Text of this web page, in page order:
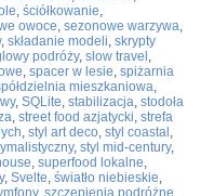
, ściółkowanie,
owoce, sezonowe warzywa,
, składanie modeli, skrypty
podróży, slow travel ,
, spacer w lesie, spiżarnia
mieszkaniowa,
, SQLite, stabilizacja, stodoła
, street food azjatycki, strefa
, styl art deco, styl coastal ,
, styl mid-century,
, superfood lokalne,
, Svelte, światło niebieskie,
, szczepienia podróżne,